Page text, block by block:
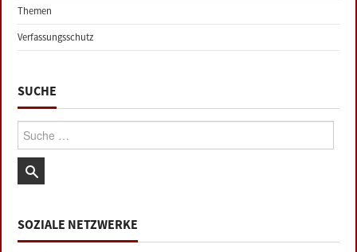
Themen
Verfassungsschutz
SUCHE
Suche:
SOZIALE NETZWERKE